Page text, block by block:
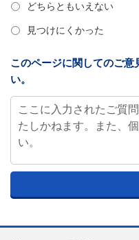
どちらともいえない
見つけにくかった
このページに関してのご意
い。